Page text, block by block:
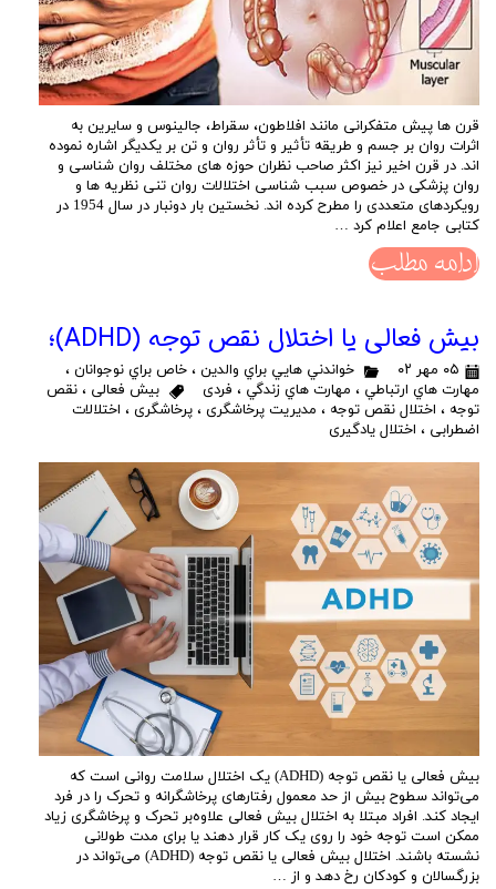
قرن ها پیش متفکرانی مانند افلاطون، سقراط، جالینوس و سایرین به
اثرات روان بر جسم و طریقه تأثیر و تأثر روان و تن بر یکدیگر اشاره نموده
اند. در قرن اخیر نیز اکثر صاحب نظران حوزه های مختلف روان شناسی و
روان پزشکی در خصوص سبب شناسی اختلالات روان تنی نظریه ها و
رویکردهای متعددی را مطرح کرده اند. نخستین بار دونبار در سال 1954 در
کتابی جامع اعلام کرد …
ادامه مطلب
بیش فعالی یا اختلال نقص توجه (ADHD)؛
۰۵ مهر ۰۲ خواندني هايي براي والدين ، خاص براي نوجوانان ،
مهارت هاي ارتباطي ، مهارت هاي زندگي ، فردی بیش فعالی ، نقص
توجه ، اختلال نقص توجه ، مدیریت پرخاشگری ، پرخاشگری ، اختلالات
اضطرابی ، اختلال یادگیری
بیش فعالی یا نقص توجه (ADHD) یک اختلال سلامت روانی است که
می‌تواند سطوح بیش از حد معمول رفتارهای پرخاشگرانه و تحرک را در فرد
ایجاد کند. افراد مبتلا به اختلال بیش فعالی علاوه‌بر تحرک و پرخاشگری زیاد
ممکن است توجه خود را روی یک کار قرار دهند یا برای مدت طولانی
نشسته باشند. اختلال بیش فعالی یا نقص توجه (ADHD) می‌تواند در
بزرگسالان و کودکان رخ دهد و از …